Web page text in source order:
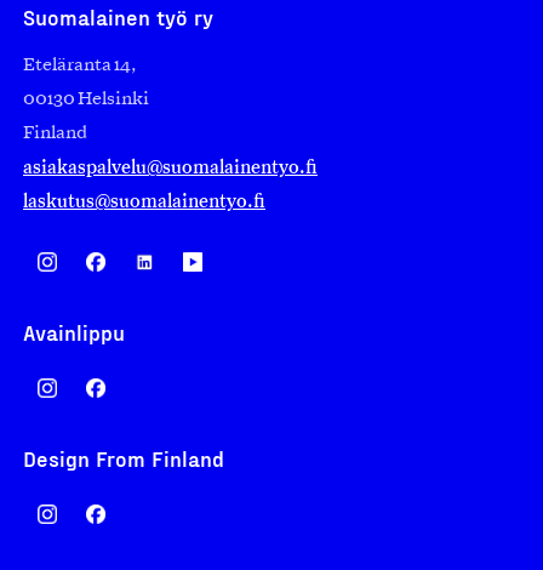
Suomalainen työ ry
Eteläranta 14,
00130 Helsinki
Finland
asiakaspalvelu@suomalainentyo.fi
laskutus@suomalainentyo.fi
Avainlippu
Design From Finland